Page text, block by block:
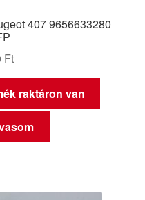
407 9656633280
Ft
raktáron van